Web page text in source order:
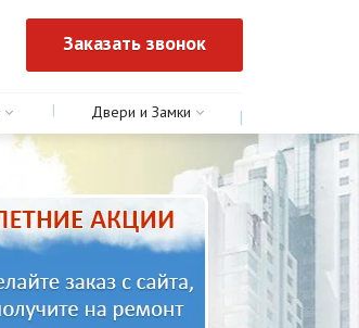
Заказать звонок
Двери и Замки